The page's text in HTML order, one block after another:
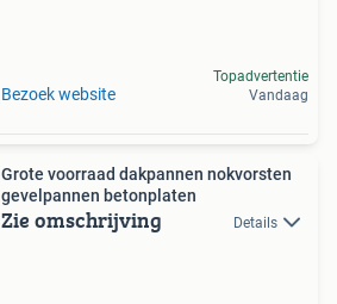
Bezoek website
Topadvertentie
Vandaag
Grote voorraad dakpannen nokvorsten
gevelpannen betonplaten
Zie omschrijving Details